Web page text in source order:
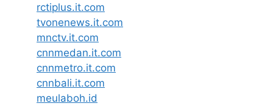
rctiplus.it.com
tvonenews.it.com
mnctv.it.com
cnnmedan.it.com
cnnmetro.it.com
cnnbali.it.com
meulaboh.id